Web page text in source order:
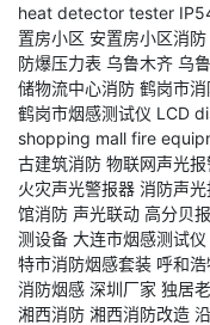
heat detector tester
置房小区 安置房小区消防
防爆压力表 乌鲁木齐 乌
储物流中心消防 鹤岗市
鹤岗市烟感测试仪 LCD
shopping mall fire
古建筑消防 物联网声光
火灾声光警报器 消防声
馆消防 声光联动 高分贝
测设备 大连市烟感测试仪
特市消防烟感套装 呼和
消防烟感 深圳厂家 独居
湘西消防 湘西消防改造